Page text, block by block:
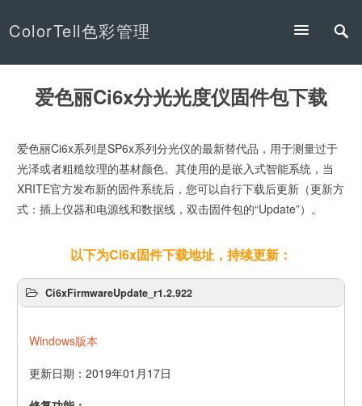
ColorTell色彩管理
爱色丽Ci6x分光光度仪固件包下载
爱色丽Ci6x系列是SP6x系列分光仪的最新替代品，用于测量过于
光泽或者粗糙纹理的基材颜色。其使用的是嵌入式智能系统，当
XRITE官方发布新的固件系统后，您可以自行下载后更新（更新方
式：插上仪器和电源线和数据线，双击固件包的“Update”）。
以下为Ci6x固件下载地址，持续更新：
Ci6xFirmwareUpdate_r1.2.922
Windows版本
更新日期：2019年01月17日